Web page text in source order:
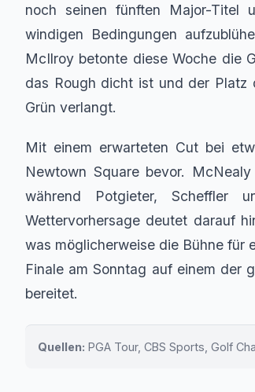
noch seinen fünften Major-Titel
windigen Bedingungen
McIlroy betonte diese Woche die
das Rough dicht ist und der Platz
Grün verlangt.
Mit einem erwarteten Cut bei
Newtown Square bevor.
während Potgieter, Scheffler
Wettervorhersage deutet darauf
was möglicherweise die Bühne für
Finale am Sonntag auf einem der
bereitet.
Quellen: PGA Tour, CBS Sports, Golf